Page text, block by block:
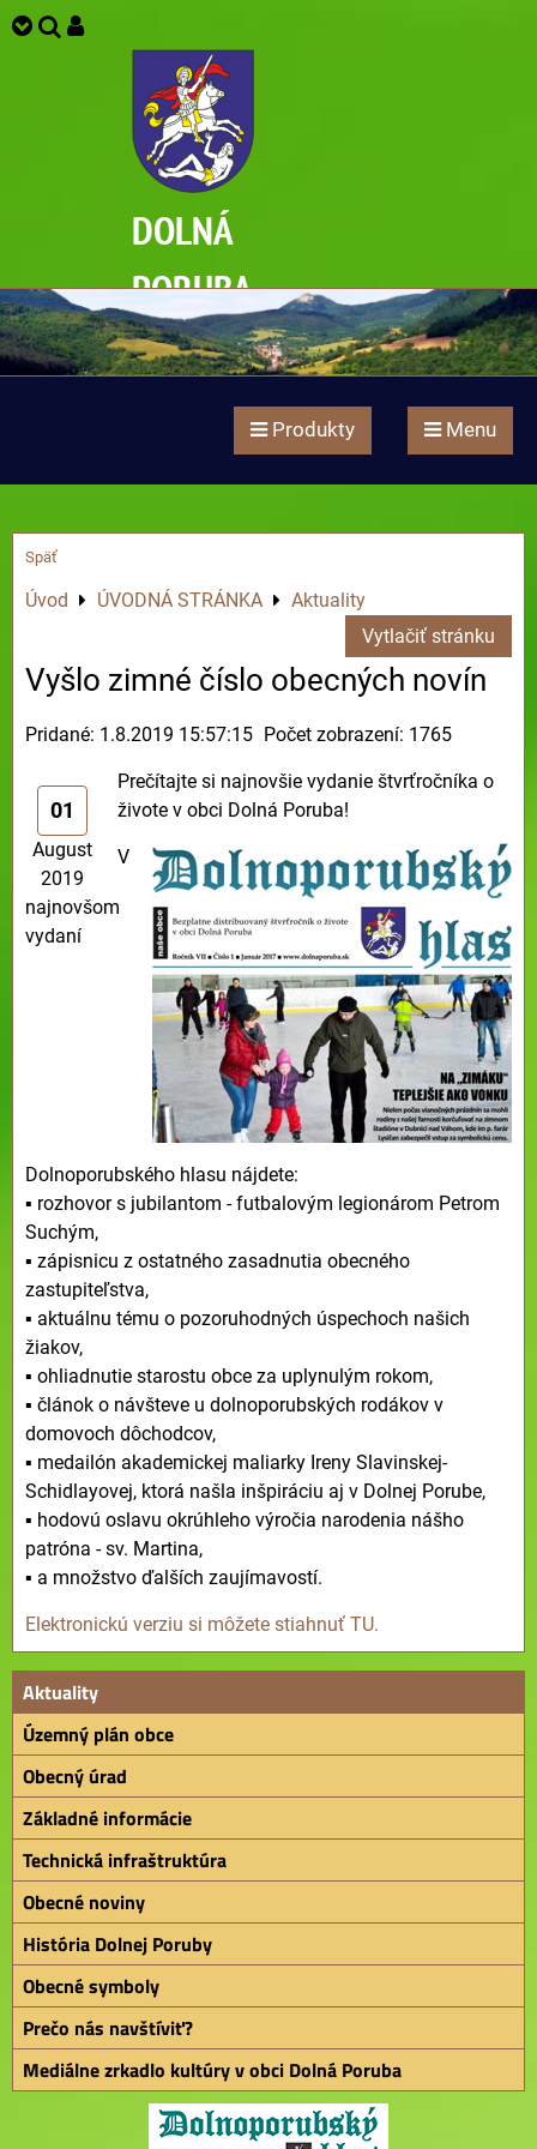
DOLNÁ
PORUBA
Produkty Menu
Späť
Úvod ÚVODNÁ STRÁNKA
Aktuality
Vytlačiť stránku
Vyšlo zimné číslo obecných novín
Pridané: 1.8.2019 15:57:15 Počet zobrazení: 1765
01
August
2019
Prečítajte si najnovšie vydanie štvrťročníka o
živote v obci Dolná Poruba!
V
najnovšom
vydaní
Dolnoporubského hlasu nájdete:
▪ rozhovor s jubilantom - futbalovým legionárom Petrom
Suchým,
▪ zápisnicu z ostatného zasadnutia obecného
zastupiteľstva,
▪ aktuálnu tému o pozoruhodných úspechoch našich
žiakov,
▪ ohliadnutie starostu obce za uplynulým rokom,
▪ článok o návšteve u dolnoporubských rodákov v
domovoch dôchodcov,
▪ medailón akademickej maliarky Ireny Slavinskej-
Schidlayovej, ktorá našla inšpiráciu aj v Dolnej Porube,
▪ hodovú oslavu okrúhleho výročia narodenia nášho
patróna - sv. Martina,
▪ a množstvo ďalších zaujímavostí.
Elektronickú verziu si môžete stiahnuť TU.
Aktuality
Územný plán obce
Obecný úrad
Základné informácie
Technická infraštruktúra
Obecné noviny
História Dolnej Poruby
Obecné symboly
Prečo nás navštíviť?
Mediálne zrkadlo kultúry v obci Dolná Poruba